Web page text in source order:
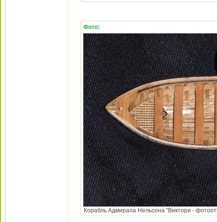
Фото:
Корабль Адмирала Нельсона "Виктори -